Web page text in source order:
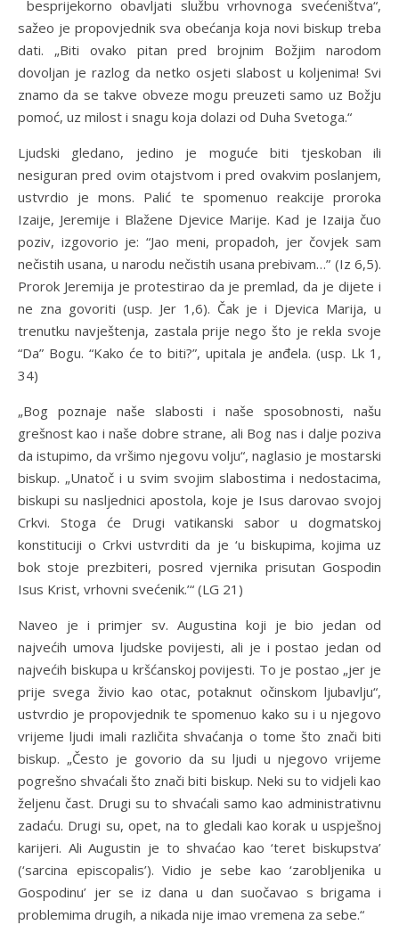
besprijekorno obavljati službu vrhovnoga svećeništva“,
sažeo je propovjednik sva obećanja koja novi biskup treba
dati. „Biti ovako pitan pred brojnim Božjim narodom
dovoljan je razlog da netko osjeti slabost u koljenima! Svi
znamo da se takve obveze mogu preuzeti samo uz Božju
pomoć, uz milost i snagu koja dolazi od Duha Svetoga.“
Ljudski gledano, jedino je moguće biti tjeskoban ili
nesiguran pred ovim otajstvom i pred ovakvim poslanjem,
ustvrdio je mons. Palić te spomenuo reakcije proroka
Izaije, Jeremije i Blažene Djevice Marije. Kad je Izaija čuo
poziv, izgovorio je: “Jao meni, propadoh, jer čovjek sam
nečistih usana, u narodu nečistih usana prebivam…” (Iz 6,5).
Prorok Jeremija je protestirao da je premlad, da je dijete i
ne zna govoriti (usp. Jer 1,6). Čak je i Djevica Marija, u
trenutku navještenja, zastala prije nego što je rekla svoje
“Da” Bogu. “Kako će to biti?”, upitala je anđela. (usp. Lk 1,
34)
„Bog poznaje naše slabosti i naše sposobnosti, našu
grešnost kao i naše dobre strane, ali Bog nas i dalje poziva
da istupimo, da vršimo njegovu volju“, naglasio je mostarski
biskup. „Unatoč i u svim svojim slabostima i nedostacima,
biskupi su nasljednici apostola, koje je Isus darovao svojoj
Crkvi. Stoga će Drugi vatikanski sabor u dogmatskoj
konstituciji o Crkvi ustvrditi da je ‘u biskupima, kojima uz
bok stoje prezbiteri, posred vjernika prisutan Gospodin
Isus Krist, vrhovni svećenik.’“ (LG 21)
Naveo je i primjer sv. Augustina koji je bio jedan od
najvećih umova ljudske povijesti, ali je i postao jedan od
najvećih biskupa u kršćanskoj povijesti. To je postao „jer je
prije svega živio kao otac, potaknut očinskom ljubavlju“,
ustvrdio je propovjednik te spomenuo kako su i u njegovo
vrijeme ljudi imali različita shvaćanja o tome što znači biti
biskup. „Često je govorio da su ljudi u njegovo vrijeme
pogrešno shvaćali što znači biti biskup. Neki su to vidjeli kao
željenu čast. Drugi su to shvaćali samo kao administrativnu
zadaću. Drugi su, opet, na to gledali kao korak u uspješnoj
karijeri. Ali Augustin je to shvaćao kao ‘teret biskupstva’
(‘sarcina episcopalis’). Vidio je sebe kao ‘zarobljenika u
Gospodinu’ jer se iz dana u dan suočavao s brigama i
problemima drugih, a nikada nije imao vremena za sebe.“